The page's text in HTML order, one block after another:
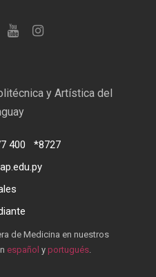
y Artística del
400
*8727
de Medicina en nuestros
español y portugués.